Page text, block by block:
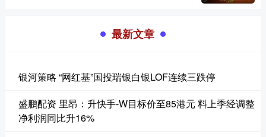
最新文章
银河策略 “网红基”国投瑞银白银LOF连续三跌停
盛鹏配资 里昂：升快手-W目标价至85港元 料上季经调整
净利润同比升16%